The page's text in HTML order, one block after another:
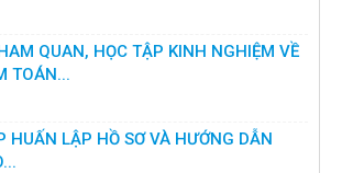
QUAN, HỌC TẬP KINH NGHIỆM VỀ
TOÁN...
HUẤN LẬP HỒ SƠ VÀ HƯỚNG DẪN